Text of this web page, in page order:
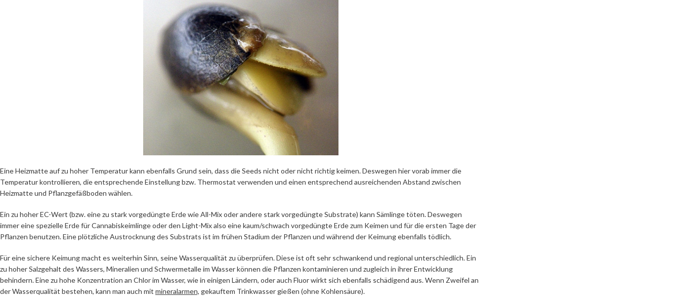
Eine Heizmatte auf zu hoher Temperatur kann ebenfalls Grund sein, dass die Seeds nicht oder nicht richtig keimen. Deswegen hier vorab immer die
Temperatur kontrollieren, die entsprechende Einstellung bzw. Thermostat verwenden und einen entsprechend ausreichenden Abstand zwischen
Heizmatte und Pflanzgefäßboden wählen.
Ein zu hoher EC-Wert (bzw. eine zu stark vorgedüngte Erde wie All-Mix oder andere stark vorgedüngte Substrate) kann Sämlinge töten. Deswegen
immer eine spezielle Erde für Cannabiskeimlinge oder den Light-Mix also eine kaum/schwach vorgedüngte Erde zum Keimen und für die ersten Tage der
Pflanzen benutzen. Eine plötzliche Austrocknung des Substrats ist im frühen Stadium der Pflanzen und während der Keimung ebenfalls tödlich.
Für eine sichere Keimung macht es weiterhin Sinn, seine Wasserqualität zu überprüfen. Diese ist oft sehr schwankend und regional unterschiedlich. Ein
zu hoher Salzgehalt des Wassers, Mineralien und Schwermetalle im Wasser können die Pflanzen kontaminieren und zugleich in ihrer Entwicklung
behindern. Eine zu hohe Konzentration an Chlor im Wasser, wie in einigen Ländern, oder auch Fluor wirkt sich ebenfalls schädigend aus. Wenn Zweifel an
der Wasserqualität bestehen, kann man auch mit mineralarmen, gekauftem Trinkwasser gießen (ohne Kohlensäure).